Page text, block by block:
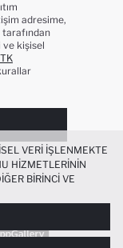
adresime,
tarafından
kişisel
VERI IŞLENMEKTE
HIZMETLERININ
BIRINCI VE
ALIŞVERIŞ
KILINMASI VE
SIZLERE
AMAÇLARIYLA